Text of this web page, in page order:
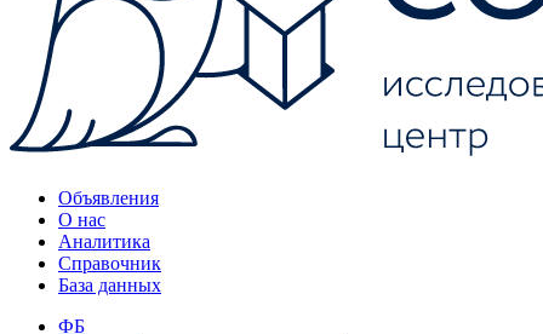
Объявления
О нас
Аналитика
Справочник
База данных
ФБ